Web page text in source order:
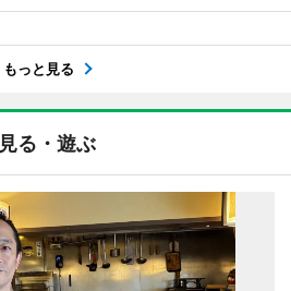
もっと見る
見る・遊ぶ